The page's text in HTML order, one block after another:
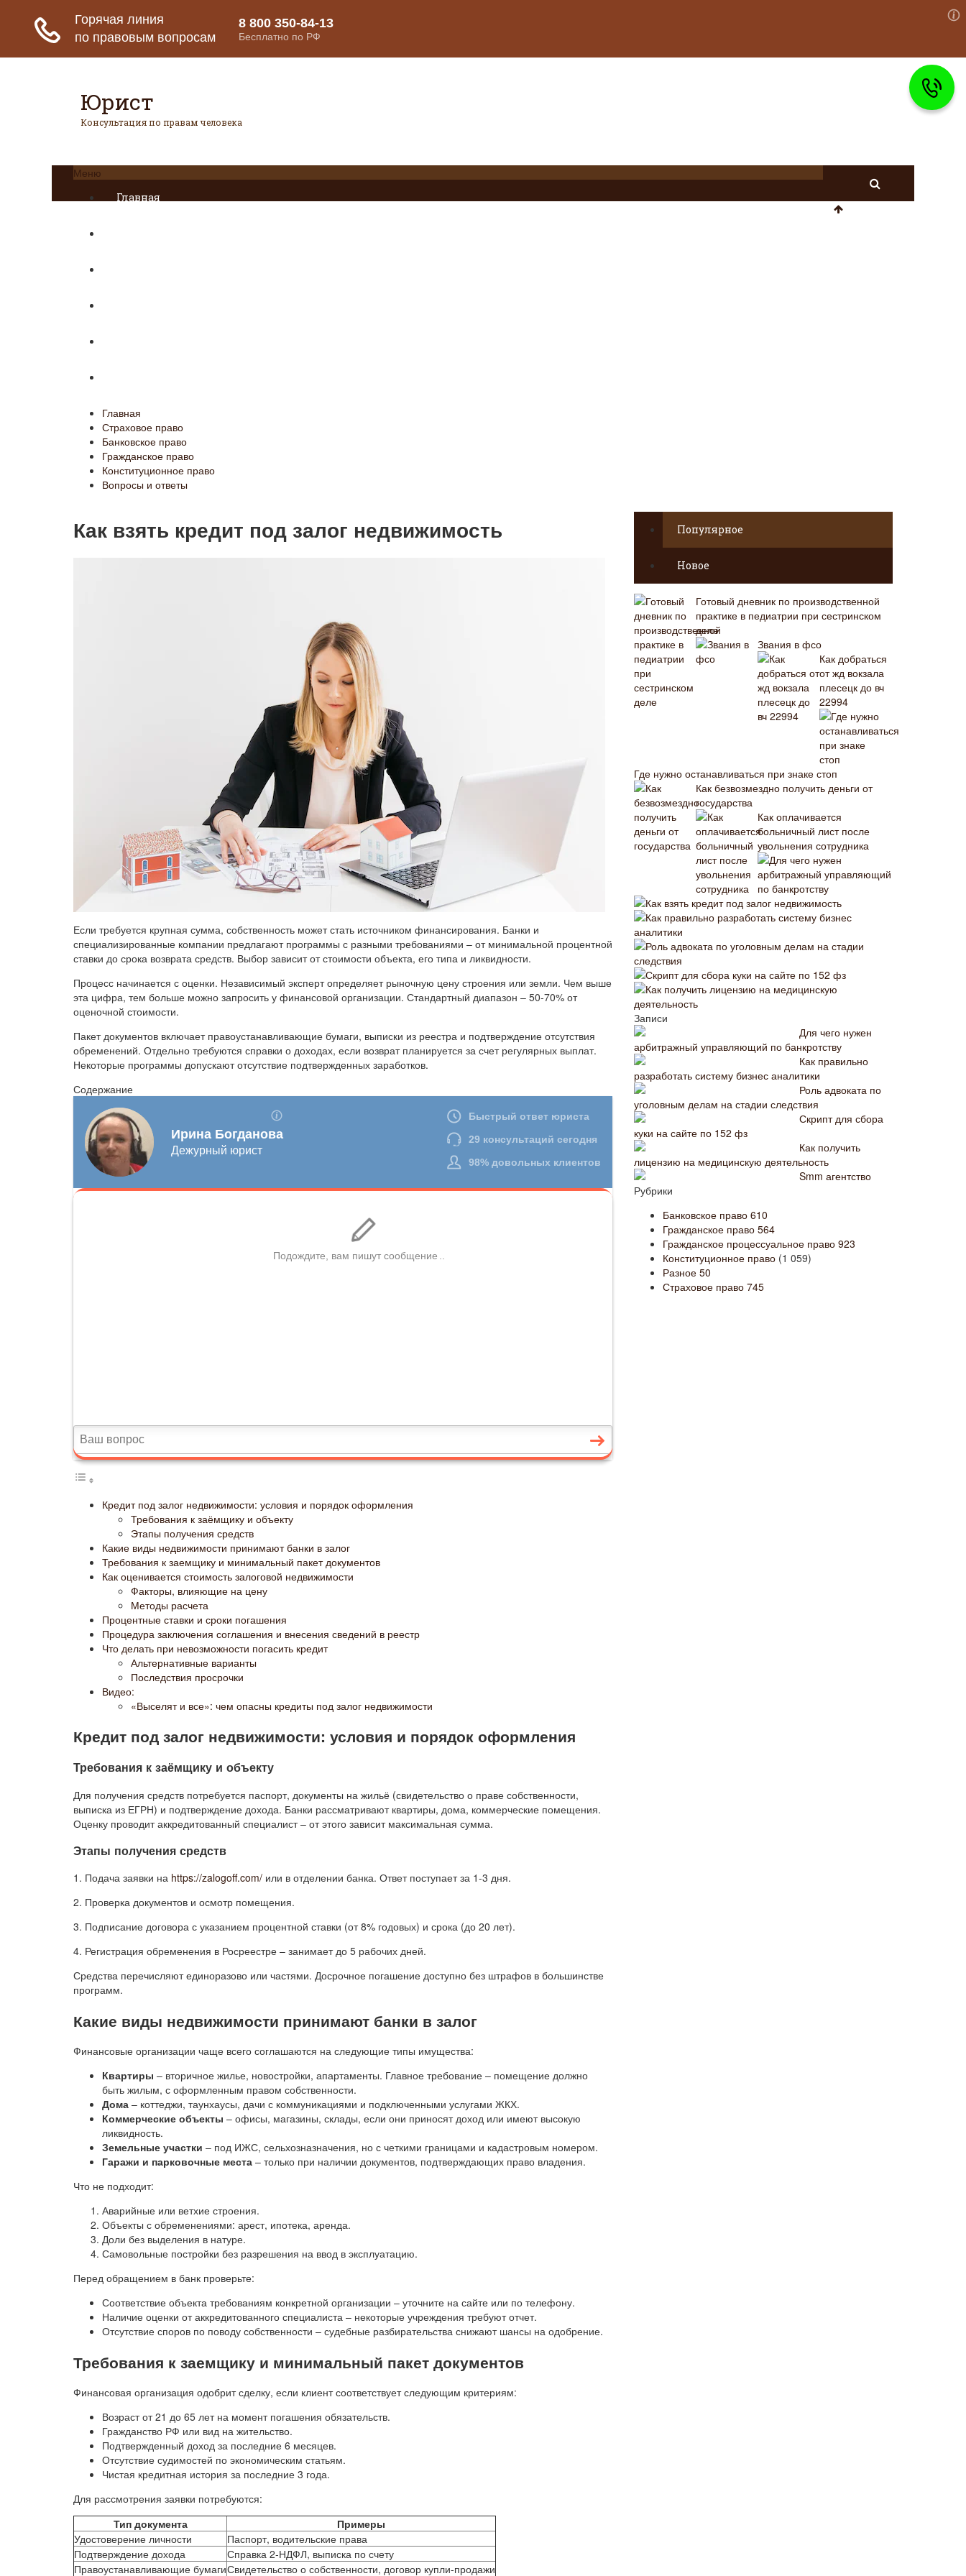
Юрист
Консультация по правам человека
Меню
Главная
Главная
Страховое право
Банковское право
Гражданское право
Конституционное право
Вопросы и ответы
Как взять кредит под залог недвижимость
Если требуется крупная сумма, собственность может стать источником финансирования. Банки и
специализированные компании предлагают программы с разными требованиями – от минимальной процентной
ставки до срока возврата средств. Выбор зависит от стоимости объекта, его типа и ликвидности.
Процесс начинается с оценки. Независимый эксперт определяет рыночную цену строения или земли. Чем выше
эта цифра, тем больше можно запросить у финансовой организации. Стандартный диапазон – 50-70% от
оценочной стоимости.
Пакет документов включает правоустанавливающие бумаги, выписки из реестра и подтверждение отсутствия
обременений. Отдельно требуются справки о доходах, если возврат планируется за счет регулярных выплат.
Некоторые программы допускают отсутствие подтвержденных заработков.
Содержание
Кредит под залог недвижимости: условия и порядок оформления
Требования к заёмщику и объекту
Этапы получения средств
Какие виды недвижимости принимают банки в залог
Требования к заемщику и минимальный пакет документов
Как оценивается стоимость залоговой недвижимости
Факторы, влияющие на цену
Методы расчета
Процентные ставки и сроки погашения
Процедура заключения соглашения и внесения сведений в реестр
Что делать при невозможности погасить кредит
Альтернативные варианты
Последствия просрочки
Видео:
«Выселят и все»: чем опасны кредиты под залог недвижимости
Кредит под залог недвижимости: условия и порядок оформления
Требования к заёмщику и объекту
Для получения средств потребуется паспорт, документы на жильё (свидетельство о праве собственности,
выписка из ЕГРН) и подтверждение дохода. Банки рассматривают квартиры, дома, коммерческие помещения.
Оценку проводит аккредитованный специалист – от этого зависит максимальная сумма.
Этапы получения средств
1. Подача заявки на https://zalogoff.com/ или в отделении банка. Ответ поступает за 1-3 дня.
2. Проверка документов и осмотр помещения.
3. Подписание договора с указанием процентной ставки (от 8% годовых) и срока (до 20 лет).
4. Регистрация обременения в Росреестре – занимает до 5 рабочих дней.
Средства перечисляют единоразово или частями. Досрочное погашение доступно без штрафов в большинстве
программ.
Какие виды недвижимости принимают банки в залог
Финансовые организации чаще всего соглашаются на следующие типы имущества:
Квартиры – вторичное жилье, новостройки, апартаменты. Главное требование – помещение должно
быть жилым, с оформленным правом собственности.
Дома – коттеджи, таунхаусы, дачи с коммуникациями и подключенными услугами ЖКХ.
Коммерческие объекты – офисы, магазины, склады, если они приносят доход или имеют высокую
ликвидность.
Земельные участки – под ИЖС, сельхозназначения, но с четкими границами и кадастровым номером.
Гаражи и парковочные места – только при наличии документов, подтверждающих право владения.
Что не подходит:
Аварийные или ветхие строения.
Объекты с обременениями: арест, ипотека, аренда.
Доли без выделения в натуре.
Самовольные постройки без разрешения на ввод в эксплуатацию.
Перед обращением в банк проверьте:
Соответствие объекта требованиям конкретной организации – уточните на сайте или по телефону.
Наличие оценки от аккредитованного специалиста – некоторые учреждения требуют отчет.
Отсутствие споров по поводу собственности – судебные разбирательства снижают шансы на одобрение.
Требования к заемщику и минимальный пакет документов
Финансовая организация одобрит сделку, если клиент соответствует следующим критериям:
Возраст от 21 до 65 лет на момент погашения обязательств.
Гражданство РФ или вид на жительство.
Подтвержденный доход за последние 6 месяцев.
Отсутствие судимостей по экономическим статьям.
Чистая кредитная история за последние 3 года.
Для рассмотрения заявки потребуются:
Тип документа
Примеры
Удостоверение личности
Паспорт, водительские права
Подтверждение дохода
Справка 2-НДФЛ, выписка по счету
Правоустанавливающие бумагиСвидетельство о собственности, договор купли-продажи
Популярное
Новое
Готовый дневник по производственной
практике в педиатрии при сестринском
деле
Звания в фсо
Как добраться
от жд вокзала
плесецк до вч
22994
Где нужно останавливаться при знаке стоп
Как безвозмездно получить деньги от
государства
Как оплачивается
больничный лист после
увольнения сотрудника
Для чего нужен
арбитражный управляющий
по банкротству
Как взять кредит под залог недвижимость
Как правильно разработать систему бизнес
аналитики
Роль адвоката по уголовным делам на стадии
следствия
Скрипт для сбора куки на сайте по 152 фз
Как получить лицензию на медицинскую
деятельность
Записи
Для чего нужен
арбитражный управляющий по банкротству
Как правильно
разработать систему бизнес аналитики
Роль адвоката по
уголовным делам на стадии следствия
Скрипт для сбора
куки на сайте по 152 фз
Как получить
лицензию на медицинскую деятельность
Smm агентство
Рубрики
Банковское право 610
Гражданское право 564
Гражданское процессуальное право 923
Конституционное право (1 059)
Разное 50
Страховое право 745